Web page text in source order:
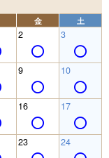
金 土
2 3
9 10
16 17
23 24